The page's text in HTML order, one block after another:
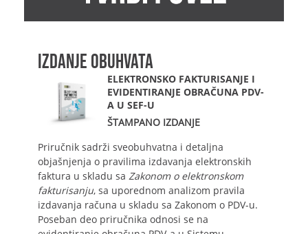
IZDANJE OBUHVATA
ELEKTRONSKO FAKTURISANJE I
EVIDENTIRANJE OBRAČUNA PDV-
A U SEF-U
ŠTAMPANO IZDANJE
Priručnik sadrži sveobuhvatna i detaljna
objašnjenja o pravilima izdavanja elektronskih
faktura u skladu sa Zakonom o elektronskom
fakturisanju, sa uporednom analizom pravila
izdavanja računa u skladu sa Zakonom o PDV-u.
Poseban deo priručnika odnosi se na